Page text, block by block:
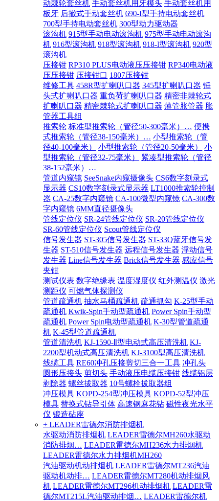
动棘轮套丝机 手动套丝机用牙模头 手动套丝机用
板牙 后撤式手动套丝机 690-I型手持电动套丝机
700型手持电动套丝机 300型动力驱动器
滚沟机 915型手动电动滚沟机 975型手动电动滚沟
机 916型滚沟机 918型滚沟机 918-I型滚沟机 920型
滚沟机
压接钳 RP310 PLUS电动液压压接钳 RP340电动液
压压接钳 压接钳口 1807压接钳
维修工具 458R型扩喇叭口器 345型扩喇叭口器 锤
头式扩喇叭口器 重负荷扩喇叭口器 精密非棘轮式
扩喇叭口器 精密棘轮式扩喇叭口器 薄管胀管器 胀
管器工具组
推索轮 标准型推索轮（管径50-300毫米）… 便携
式推索轮（管径38-150毫米）… 小型推索轮（管
径40-100毫米）
小型推索轮（管径20-50毫米）
小
型推索轮（管径32-75毫米）
紧凑型推索轮（管径
38-152毫米）…
管道内窥镜 SeeSnake内窥摄像头 CS6数字刻录式
显示器 CS10数字刻录式显示器 LT1000推索轮控制
器 CA-25数字内窥镜 CA-100微型内窥镜 CA-300数
字内窥镜 6MM直径摄像头
管线定位仪 SR-24管线定位仪 SR-20管线定位仪
SR-60管线定位仪 Scout管线定位仪
信号发生器 ST-305信号发生器 ST-33Q蓝牙信号发
生器 ST-510信号发生器 远程信号发生器 浮动信号
发生器 Line信号发生器 Brick信号发生器 感应信号
夹钳
测试仪表 数字绝缘表 温度湿度仪 红外测温仪 激光
测距仪 可燃气体探测仪
管道疏通机 抽水马桶疏通机 疏通抓勾 K-25型手动
疏通机 Kwik-Spin手动型疏通机 Power Spin手动型
疏通机 Power Spin电动型疏通机 K-30型管道疏通
机 K-45型管道疏通机
管道清洗机 KJ-1590-Ⅱ型电动式高压清洗机 KJ-
2200型机动式高压清洗机 KJ-3100型高压清洗机
线缆工具 RE60冲孔压接剪切三合一工具 冲孔头
圆形压接头 剪切头 手动液压电缆压接钳 线缆铝层
剥除器 螺丝拔取器 10号螺栓拔取器组
冲压模具 KOPD-254型冲压模具 KOPD-52型冲压
模具 替换式钻导引体 高速钢麻花钻 磁性夜光水平
仪 锻造砧座
+ LEADER雷德尔消防排烟机
水驱动消防排烟机 LEADER雷德尔MH260水驱动
消防排烟… LEADER雷德尔MH236水力排烟机
LEADER雷德尔水力排烟机MH260
汽油驱动机动排烟机 LEADER雷德尔MT236汽油
驱动机动排… LEADER雷德尔MT280机动排烟风
机 LEADER雷德尔MT296机动排烟机 LEADER雷
德尔MT215L汽油驱动排烟… LEADER雷德尔机